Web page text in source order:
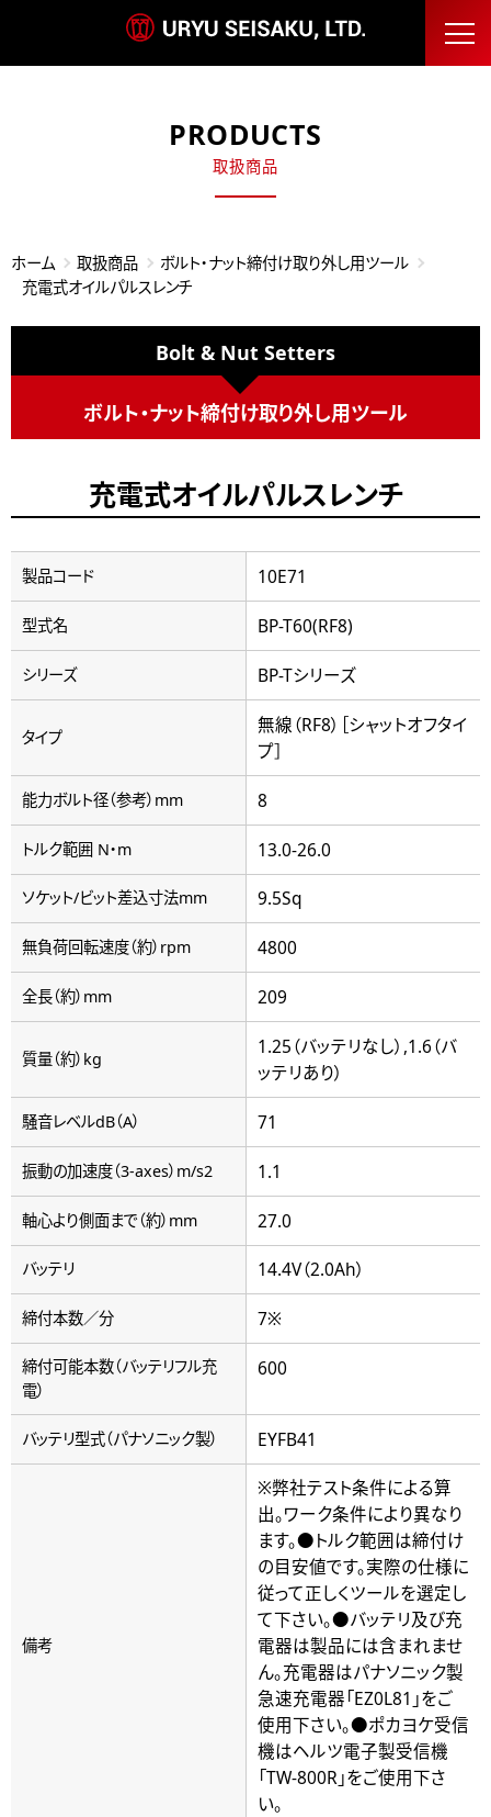
PRODUCTS
取扱商品
ホーム 取扱商品
ボルト・ナット締付け取り外し用ツール
充電式オイルパルスレンチ
Bolt & Nut Setters
ボルト・ナット締付け取り外し用ツール
充電式オイルパルスレンチ
製品コード 10E71
型式名 BP-T60(RF8)
シリーズ BP-Tシリーズ
タイプ
無線（RF8）［シャットオフタイ
プ］
能力ボルト径（参考）mm 8
トルク範囲 N・m 13.0-26.0
ソケット/ビット差込寸法mm 9.5Sq
無負荷回転速度（約）rpm 4800
全長（約）mm 209
質量（約）kg
1.25（バッテリなし）,1.6（バ
ッテリあり）
騒音レベルdB（A） 71
振動の加速度（3-axes）m/s2 1.1
軸心より側面まで（約）mm 27.0
バッテリ 14.4V（2.0Ah）
締付本数／分 7※
締付可能本数（バッテリフル充
電）
600
バッテリ型式（パナソニック製） EYFB41
備考
※弊社テスト条件による算
出。ワーク条件により異なり
ます。●トルク範囲は締付け
の目安値です。実際の仕様に
従って正しくツールを選定し
て下さい。●バッテリ及び充
電器は製品には含まれませ
ん。充電器はパナソニック製
急速充電器「EZ0L81」をご
使用下さい。●ポカヨケ受信
機はヘルツ電子製受信機
「TW-800R」をご使用下さ
い。